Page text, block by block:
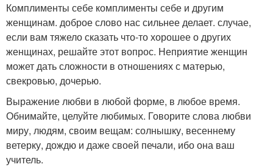
Комплименты себе комплименты себе и другим
женщинам. доброе слово нас сильнее делает. случае,
если вам тяжело сказать что-то хорошее о других
женщинах, решайте этот вопрос. Неприятие женщин
может дать сложности в отношениях с матерью,
свекровью, дочерью.
Выражение любви в любой форме, в любое время.
Обнимайте, целуйте любимых. Говорите слова любви
миру, людям, своим вещам: солнышку, весеннему
ветерку, дождю и даже своей печали, ибо она ваш
учитель.